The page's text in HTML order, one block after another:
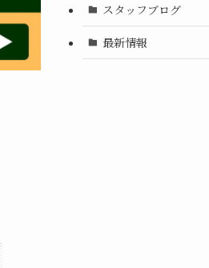
スタッフブログ
最新情報